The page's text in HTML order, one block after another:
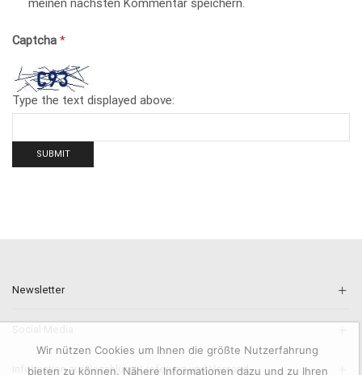
meinen nächsten Kommentar speichern.
Captcha *
Type the text displayed above:
Newsletter
Information zur Bezahlung, Lieferung und Versand.
Wir nützen Cookies um Ihnen die größte Nutzerfahrung
bieten zu können. Nähere Informationen dazu und zu Ihren